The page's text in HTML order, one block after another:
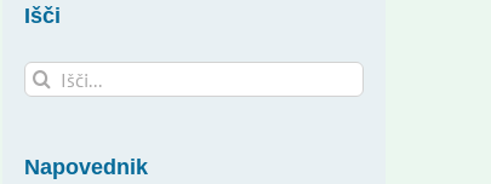
Išči
Search
for:
Napovednik